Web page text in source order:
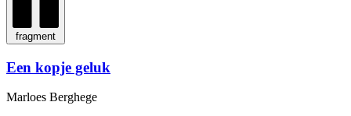
fragment
Een kopje geluk
Marloes Berghege